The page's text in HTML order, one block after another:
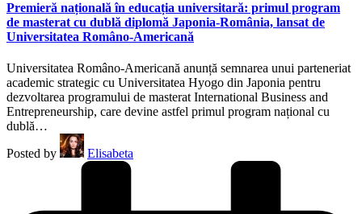
Premieră națională în educația universitară: primul program
de masterat cu dublă diplomă Japonia-România, lansat de
Universitatea Româno-Americană
Universitatea Româno-Americană anunță semnarea unui parteneriat
academic strategic cu Universitatea Hyogo din Japonia pentru
dezvoltarea programului de masterat International Business and
Entrepreneurship, care devine astfel primul program național cu
dublă…
Posted by
Elisabeta